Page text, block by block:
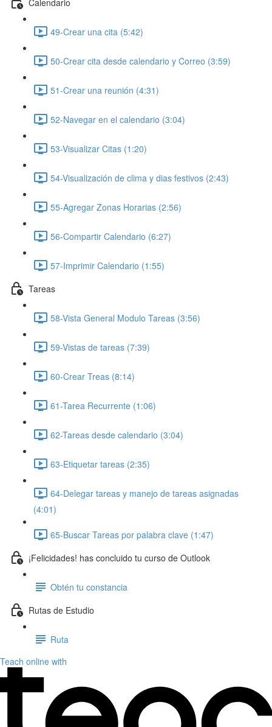
49-Crear una cita (5:42)
50-Crear cita desde calendario y Correo (3:59)
51-Crear una reunión (4:31)
52-Navegar en el calendario (3:04)
53-Visualizar Citas (1:20)
54-Visualización de clima y dias festivos (2:43)
55-Agregar Zonas Horarias (2:56)
56-Compartir Calendario (6:27)
57-Imprimir Calendario (1:55)
Tareas
58-Vista General Modulo Tareas (3:56)
59-Vistas de tareas (7:39)
60-Crear Treas (8:14)
61-Tarea Recurrente (1:06)
62-Tareas desde calendario (3:04)
63-Etiquetar tareas (2:35)
64-Delegar tareas y manejo de tareas asignadas
(4:01)
65-Buscar Tareas por palabra clave (1:47)
¡Felicidades! has concluido tu curso de Outlook
Obtén tu constancia
Rutas de Estudio
Ruta
Teach online with